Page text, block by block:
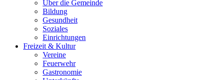
Über die Gemeinde
Bildung
Gesundheit
Soziales
Einrichtungen
Freizeit & Kultur
Vereine
Feuerwehr
Gastronomie